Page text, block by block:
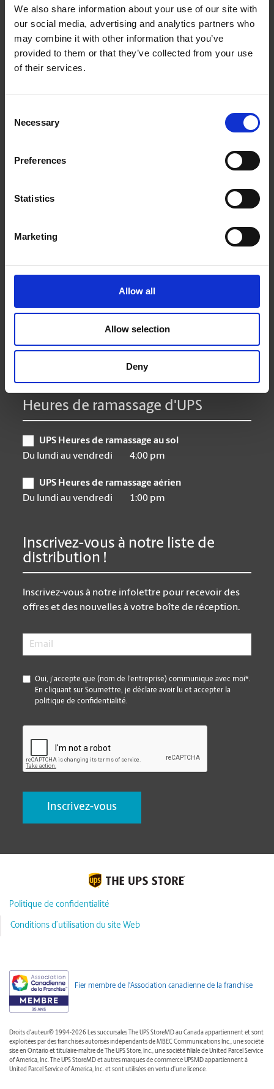
We also share information about your use of our site with
our social media, advertising and analytics partners who
may combine it with other information that you’ve
provided to them or that they’ve collected from your use
of their services.
Selection
Necessary
Preferences
Statistics
Marketing
Allow all
Allow selection
Deny
The UPS Store #244
8 - 6014 Vedder Rd
Chilliwack British Columbia - V2R 5P5
Obtenez l'itinéraire vers notre magasin
(604) 858-9938
Heures d'ouverture
Jeudi
9:00 am - 6:30 pm
9:00 am - 6:30 pm
Samedi
10:00 am - 3:00 pm
Closed
Heures de ramassage d'UPS
UPS Heures de ramassage au sol
Du lundi au vendredi
4:00 pm
UPS Heures de ramassage aérien
Du lundi au vendredi
1:00 pm
Inscrivez-vous à notre liste de
distribution !
Inscrivez-vous à notre infolettre pour recevoir des
offres et des nouvelles à votre boîte de réception.
Email
*
Oui, j’accepte que (nom de l’entreprise) communique avec moi*.
En cliquant sur Soumettre, je déclare avoir lu et accepter la
politique de confidentialité.
Politique de confidentialité
Conditions d’utilisation du site Web
Fier membre de l'Association canadienne de la franchise
Droits d'auteur© 1994-2026 Les succursales The UPS StoreMD au Canada appartiennent et sont
exploitées par des franchisés autorisés indépendants de MBEC Communications Inc., une société
sise en Ontario et titulaire-maître de The UPS Store, Inc., une société filiale de United Parcel Service
of America, Inc. The UPS StoreMD et autres marques de commerce UPSMD appartiennent à
United Parcel Service of America, Inc. et sont utilisées en vertu d’une licence.